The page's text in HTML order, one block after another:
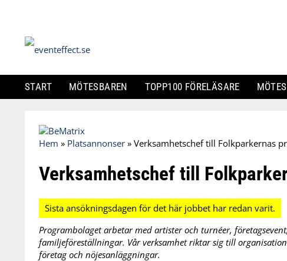
START MÖTESBAREN TOPP100 FÖRELÄSARE
Skip
to
Hem » Platsannonser » Verksamhetschef till Folkparkernas
Verksamhetschef till
Programbolaget arbetar med artister och turnéer,
familjeföreställningar. Vår verksamhet riktar sig till
företag och nöjesanläggningar.